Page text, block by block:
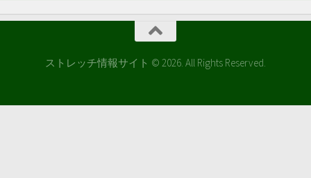
ストレッチ情報サイト © 2026. All Rights Reserved.